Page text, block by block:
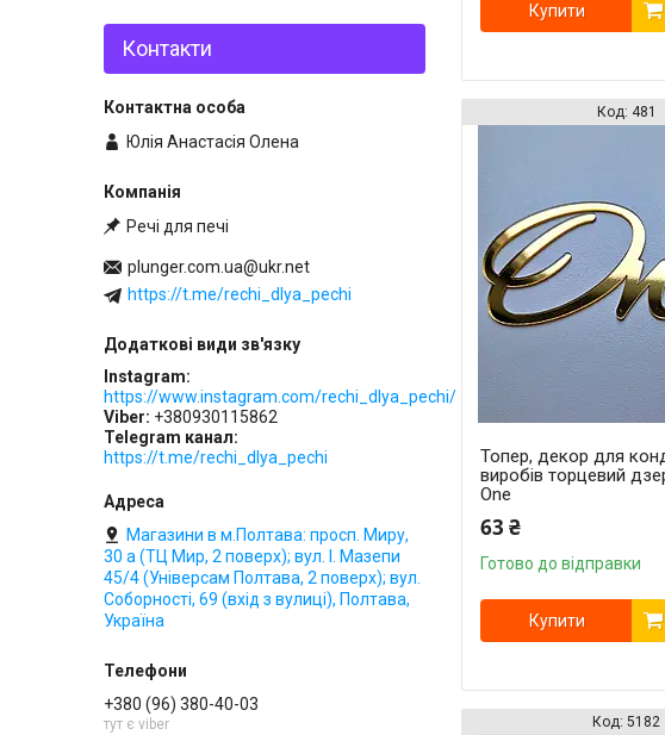
Купити
481
Топер, декор для
виробів торцевий
One
63 ₴
Готово до відправки
Купити
5182
Контакти
Юлія Анастасія Олена
Речі для печі
plunger.com.ua@ukr.net
https://t.me/rechi_dlya_pechi
Instagram
https://www.instagram.com/rechi_dlya_pechi/
Viber +380930115862
Telegram канал
https://t.me/rechi_dlya_pechi
Магазини в м.Полтава: просп. Миру,
30 а (ТЦ Мир, 2 поверх); вул. І. Мазепи
45/4 (Універсам Полтава, 2 поверх); вул.
Соборності, 69 (вхід з вулиці), Полтава,
Україна
+380 (96) 380-40-03
тут є viber